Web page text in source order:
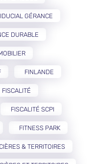
GÉRANCE
DURABLE
FINLANDE
FISCALITÉ
FISCALITÉ SCPI
FITNESS PARK
& TERRITOIRES